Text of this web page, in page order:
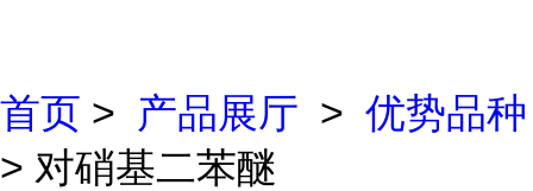
首页 > 产品展厅 > 优势品种
> 对硝基二苯醚